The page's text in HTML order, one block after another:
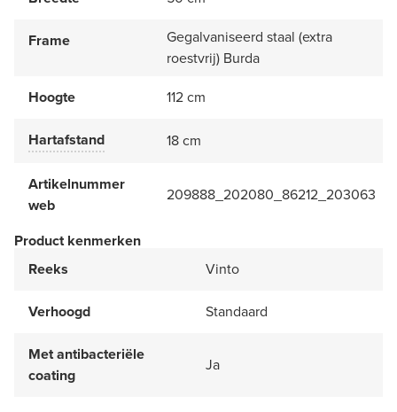
Frame
Gegalvaniseerd staal (extra
roestvrij) Burda
Hoogte
112 cm
Hartafstand 18 cm
Artikelnummer
web
209888_202080_86212_203063
Product kenmerken
Reeks
Vinto
Verhoogd Standaard
Met antibacteriële
coating
Ja